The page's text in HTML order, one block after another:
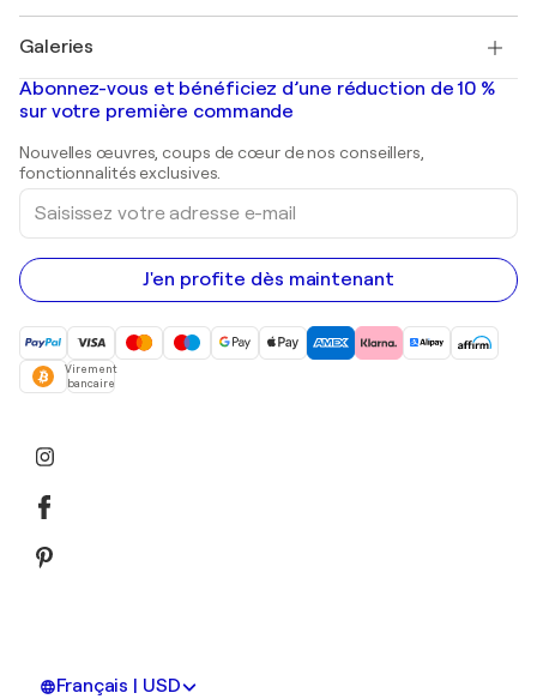
Banksy
Mr. Brainwash
Shepard Fairey
Tableaux abstraits à vendre
Peintures de paysage
Estampes
Peintures acryliques
Galeries
Galeries d'art en France
Galeries d'art en Belgique
Abonnez-vous et bénéficiez d’une réduction de 10 %
sur votre première commande
Nouvelles œuvres, coups de cœur de nos conseillers,
fonctionnalités exclusives.
Saisissez
votre
adresse
e-
mail
J'en profite dès maintenant
Virement
bancaire
Français | USD